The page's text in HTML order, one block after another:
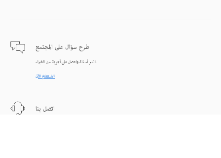
طرح سؤال على المجتمع
انشر أسئلة واحصل على أجوبة من الخبراء.
الاستعلام الآن
اتصل بنا